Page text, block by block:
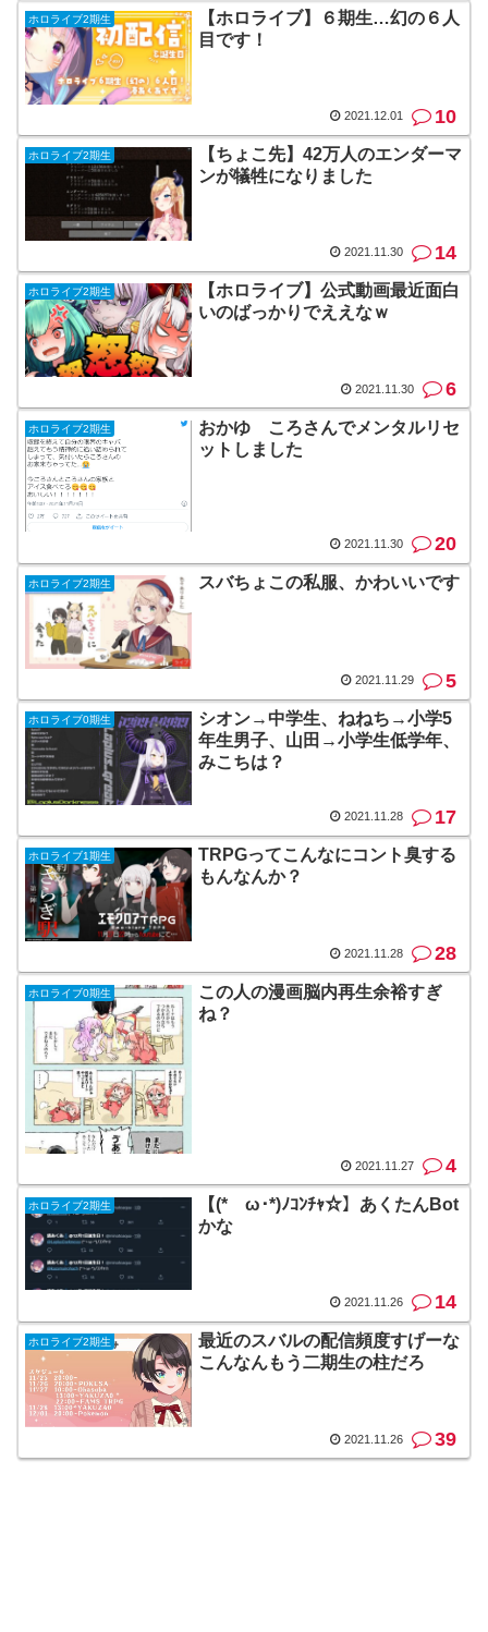
ホロライブ2期生
【ホロライブ】６期生…幻の６人
目です！
2021.12.01 10
ホロライブ2期生
【ちょこ先】42万人のエンダーマ
ンが犠牲になりました
2021.11.30 14
ホロライブ2期生
【ホロライブ】公式動画最近面白
いのばっかりでええなｗ
2021.11.30 6
ホロライブ2期生
おかゆ ころさんでメンタルリセ
ットしました
2021.11.30 20
ホロライブ2期生 スバちょこの私服、かわいいです
2021.11.29 5
ホロライブ0期生
シオン→中学生、ねねち→小学5
年生男子、山田→小学生低学年、
みこちは？
2021.11.28 17
ホロライブ1期生
TRPGってこんなにコント臭する
もんなんか？
2021.11.28 28
ホロライブ0期生
この人の漫画脳内再生余裕すぎ
ね？
2021.11.27 4
ホロライブ2期生
【(*ゝω･*)ﾉｺﾝﾁｬ☆】あくたんBot
かな
2021.11.26 14
ホロライブ2期生
最近のスバルの配信頻度すげーな
こんなんもう二期生の柱だろ
2021.11.26 39